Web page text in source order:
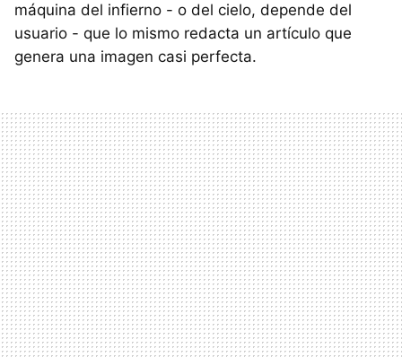
máquina del infierno - o del cielo, depende del
usuario - que lo mismo redacta un artículo que
genera una imagen casi perfecta.